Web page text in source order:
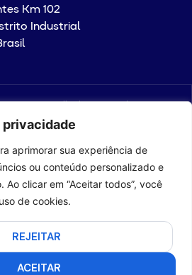
privacidade
aprimorar sua experiência de
ou conteúdo personalizado e
Ao clicar em “Aceitar todos”, você
de cookies.
REJEITAR
ACEITAR
Km 102
Industrial
com por com5​​